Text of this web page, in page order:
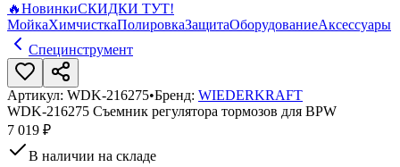
🔥НовинкиСКИДКИ ТУТ!
МойкаХимчисткаПолировкаЗащитаОборудованиеАксессуары
Специнструмент
Артикул: WDK-216275•Бренд: WIEDERKRAFT
WDK-216275 Съемник регулятора тормозов для BPW
7 019 ₽
В наличии на складе